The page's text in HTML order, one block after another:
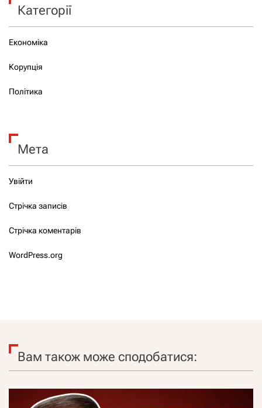
Категорії
Економіка
Корупція
Політика
Мета
Увійти
Стрічка записів
Стрічка коментарів
WordPress.org
Вам також може сподобатися: